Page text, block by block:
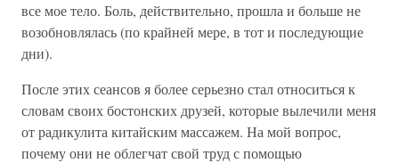
все мое тело. Боль, действительно, прошла и больше не
возобновлялась (по крайней мере, в тот и последующие
дни).
После этих сеансов я более серьезно стал относиться к
словам своих бостонских друзей, которые вылечили меня
от радикулита китайским массажем. На мой вопрос,
почему они не облегчат свой труд с помощью